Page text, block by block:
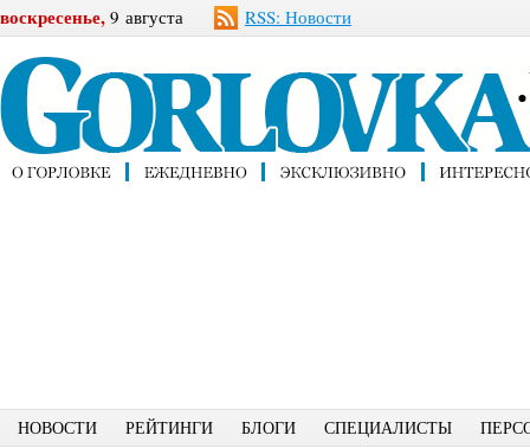
воскресенье, 9 августа RSS: Новости
НОВОСТИ РЕЙТИНГИ БЛОГИ СПЕЦИАЛИСТЫ